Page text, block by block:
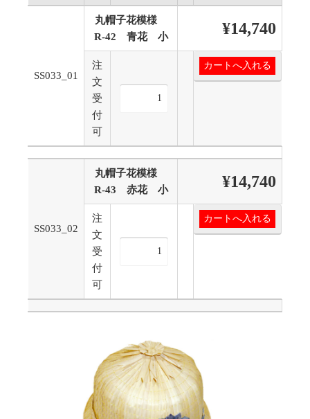
SS033_01
丸帽子花模様
R-42 青花 小
¥14,740
注
文
受
付
可
SS033_02
丸帽子花模様
R-43 赤花 小
¥14,740
注
文
受
付
可